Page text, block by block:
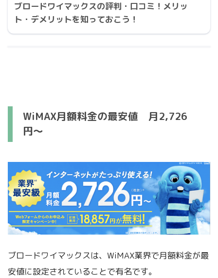
ブロードワイマックスの評判・口コミ！メリッ
ト・デメリットを知っておこう！
WiMAX月額料金の最安値 月2,726
円〜
ブロードワイマックスは、WiMAX業界で月額料金が最
安値に設定されていることで有名です。